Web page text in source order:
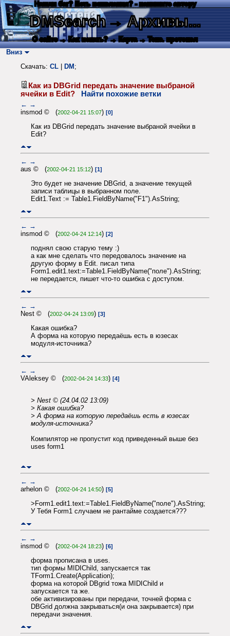
Нашли баг? Есть пожелания? - напишите автору
DMSearch→ Архивы...
О сайте → Как искать? → Карта → Текс. протокол
Вниз
Скачать: CL DM ;
Как из DBGrid передать значение выбраной
ячейки в Edit?
Найти похожие ветки
← →
insmod © (2002-04-21 15:07) [0]
Как из DBGrid передать значение выбраной ячейки в
Edit?
← →
aus © (2002-04-21 15:12) [1]
Это будет не значение DBGrid, а значение текущей
записи таблицы в выбранном поле.
Edit1.Text := Table1.FieldByName("F1").AsString;
← →
insmod © (2002-04-24 12:14) [2]
поднял свою старую тему :)
а как мне сделать что передовалось значение на
другую форму в Edit. писал типа
Form1.edit1.text:=Table1.FieldByName("поле").AsString;
не передается, пишет что-то ошибка с доступом.
← →
Nest © (2002-04-24 13:09) [3]
Какая ошибка?
А форма на которую передаёшь есть в юзесах
модуля-источника?
← →
VAleksey © (2002-04-24 14:33) [4]
> Nest © (24.04.02 13:09)
> Какая ошибка?
> А форма на которую передаёшь есть в юзесах
модуля-источника?
Компилятор не пропустит код приведенный выше без
uses form1
← →
arhelon © (2002-04-24 14:50) [5]
>Form1.edit1.text:=Table1.FieldByName("поле").AsString;
У Тебя Form1 случаем не рантайме создается???
← →
insmod © (2002-04-24 18:23) [6]
форма прописана в uses.
тип формы MIDIChild, запускается так
TForm1.Create(Application);
форма на которой DBgrid тожа MIDIChild и
запускается та же.
обе активизированы при передачи, точней форма с
DBGrid должна закрываться(и она закрывается) при
передачи значения.